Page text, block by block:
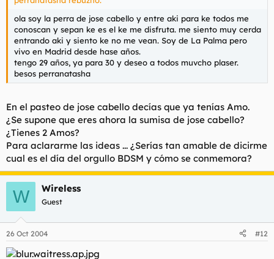
ola soy la perra de jose cabello y entre aki para ke todos me
conoscan y sepan ke es el ke me disfruta. me siento muy cerda
entrando aki y siento ke no me vean. Soy de La Palma pero
vivo en Madrid desde hase años.
tengo 29 años, ya para 30 y deseo a todos muvcho plaser.
besos perranatasha
En el pasteo de jose cabello decías que ya tenías Amo.
¿Se supone que eres ahora la sumisa de jose cabello?
¿Tienes 2 Amos?
Para aclararme las ideas ... ¿Serías tan amable de dicirme
cual es el día del orgullo BDSM y cómo se conmemora?
W Wireless
Guest
26 Oct 2004 #12